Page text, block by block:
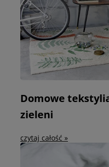
Domowe
zieleni
czytaj całość »